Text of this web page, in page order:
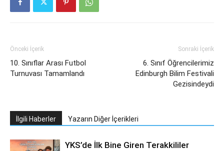
Önceki İçerik
10. Sınıflar Arası Futbol
Turnuvası Tamamlandı
Sonraki İçerik
6. Sınıf Öğrencilerimiz
Edinburgh Bilim Festivali
Gezisindeydi
İlgili Haberler Yazarın Diğer İçerikleri
YKS’de İlk Bine Giren Terakkililer